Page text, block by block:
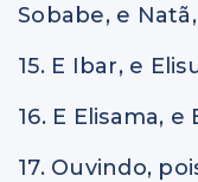
Sobabe, e
15. E Ibar, e
16. E Elisama,
17. Ouvindo,